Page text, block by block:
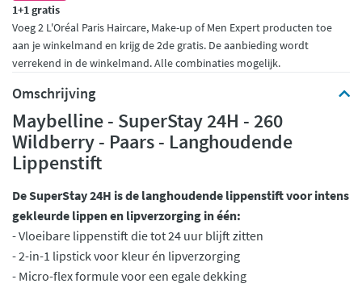
1+1 gratis
Voeg 2 L'Oréal Paris Haircare, Make-up of Men Expert producten toe
aan je winkelmand en krijg de 2de gratis. De aanbieding wordt
verrekend in de winkelmand. Alle combinaties mogelijk.
Omschrijving
Maybelline - SuperStay 24H - 260
Wildberry - Paars - Langhoudende
Lippenstift
De SuperStay 24H is de langhoudende lippenstift voor intens
gekleurde lippen en lipverzorging in één:
- Vloeibare lippenstift die tot 24 uur blijft zitten
- 2-in-1 lipstick voor kleur én lipverzorging
- Micro-flex formule voor een egale dekking